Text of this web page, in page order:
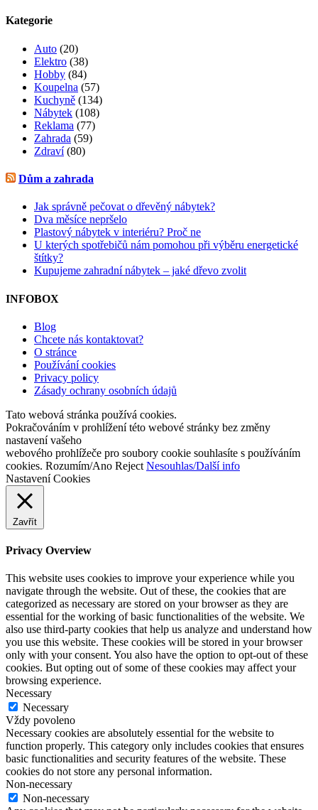
Kategorie
Auto (20)
Elektro (38)
Hobby (84)
Koupelna (57)
Kuchyně (134)
Nábytek (108)
Reklama (77)
Zahrada (59)
Zdraví(80)
Dům a zahrada
Jak správně pečovat o dřevěný nábytek?
Dva měsíce nepršelo
Plastový nábytek v interiéru? Proč ne
U kterých spotřebičů nám pomohou při výběru energetické
štítky?
Kupujeme zahradní nábytek – jaké dřevo zvolit
INFOBOX
Blog
Chcete nás kontaktovat?
O stránce
Používání cookies
Privacy policy
Zásady ochrany osobních údajů
Tato webová stránka používá cookies.
Pokračováním v prohlížení této webové stránky bez změny
nastavení vašeho
webového prohlížeče pro soubory cookie souhlasíte s používáním
cookies. Rozumím/Ano Reject Nesouhlas/Další info
Nastavení Cookies
Zavřít
Privacy Overview
This website uses cookies to improve your experience while you
navigate through the website. Out of these, the cookies that are
categorized as necessary are stored on your browser as they are
essential for the working of basic functionalities of the website. We
also use third-party cookies that help us analyze and understand how
you use this website. These cookies will be stored in your browser
only with your consent. You also have the option to opt-out of these
cookies. But opting out of some of these cookies may affect your
browsing experience.
Necessary
Necessary
Vždy povoleno
Necessary cookies are absolutely essential for the website to
function properly. This category only includes cookies that ensures
basic functionalities and security features of the website. These
cookies do not store any personal information.
Non-necessary
Non-necessary